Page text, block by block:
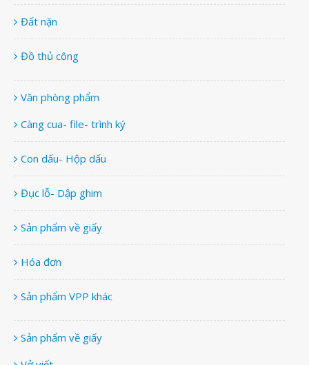
Đất nặn
Đồ thủ công
Văn phòng phẩm
Càng cua- file- trình ký
Con dấu- Hộp dấu
Đục lỗ- Dập ghim
Sản phẩm về giấy
Hóa đơn
Sản phẩm VPP khác
Sản phẩm về giấy